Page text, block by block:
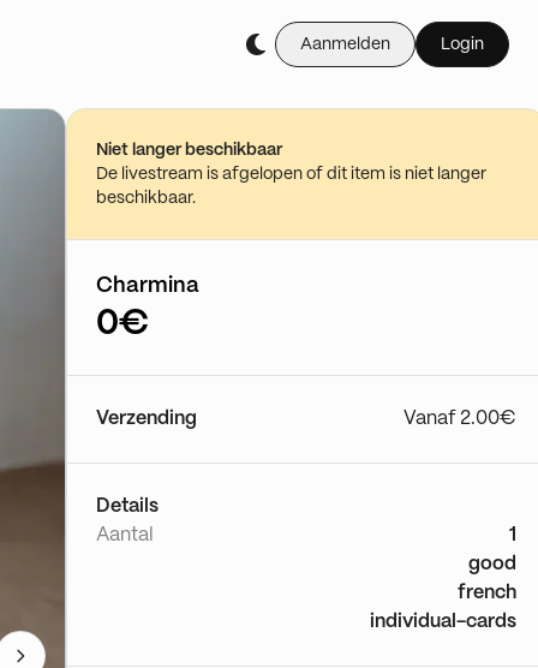
Aanmelden Login
Niet langer beschikbaar
De livestream is afgelopen of dit item is niet langer
beschikbaar.
Charmina
0€
Verzending Vanaf 2.00€
Details
Aantal
1
good
french
individual-cards